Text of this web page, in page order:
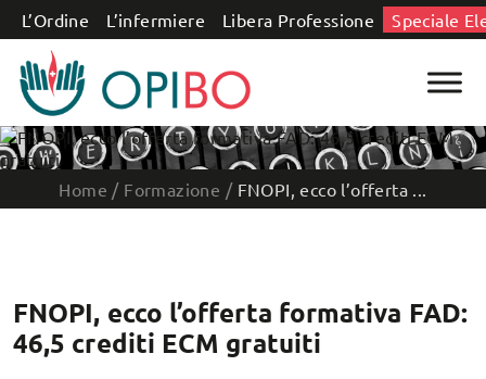
Salta al contenuto
L’Ordine L’infermiere Libera Professione Speciale
Home / Formazione / FNOPI, ecco l’offerta ...
FNOPI, ecco l’offerta formativa FAD:
46,5 crediti ECM gratuiti